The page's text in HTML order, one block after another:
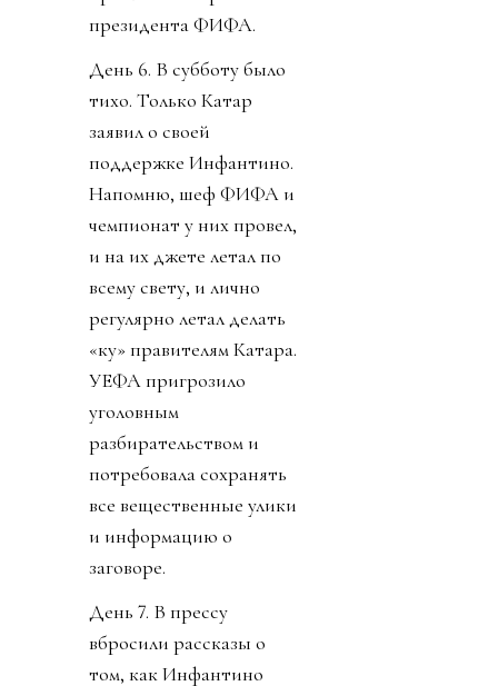
президента ФИФА.
День 6. В субботу было
тихо. Только Катар
заявил о своей
поддержке Инфантино.
Напомню, шеф ФИФА и
чемпионат у них провел,
и на их джете летал по
всему свету, и лично
регулярно летал делать
«ку» правителям Катара.
УЕФА пригрозило
уголовным
разбирательством и
потребовала сохранять
все вещественные улики
и информацию о
заговоре.
День 7. В прессу
вбросили рассказы о
том, как Инфантино